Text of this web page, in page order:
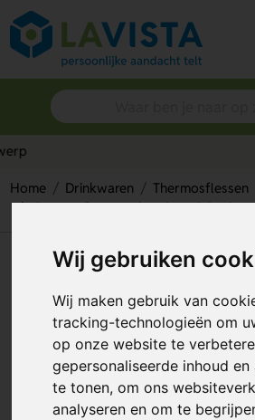
Wij gebruiken
Wij maken gebruik van
tracking-technologieën om
op onze website te
gepersonaliseerde inhoud
te tonen, om ons
analyseren en om te
Home Drinkwaren
Thermosflessen
Thermosfles met bamboe deksel
Thermosfles met
deksel en bodem
Artikelnummer:297540